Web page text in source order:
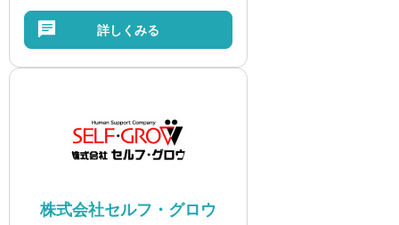
詳しくみる
株式会社セルフ・グロウ